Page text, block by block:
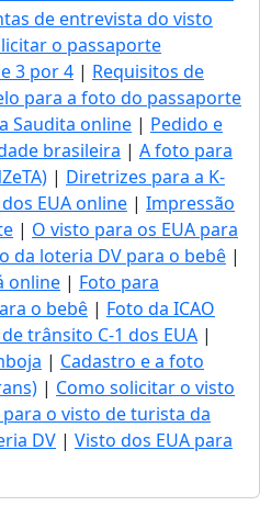
de entrevista do visto
o passaporte
3 por 4 | Requisitos de
para a foto do passaporte
Saudita online | Pedido e
brasileira | A foto para
| Diretrizes para a K-
EUA online | Impressão
| O visto para os EUA para
da loteria DV para o bebê |
online | Foto para
o bebê | Foto da ICAO
trânsito C-1 dos EUA |
| Cadastro e a foto
| Como solicitar o visto
para o visto de turista da
DV | Visto dos EUA para